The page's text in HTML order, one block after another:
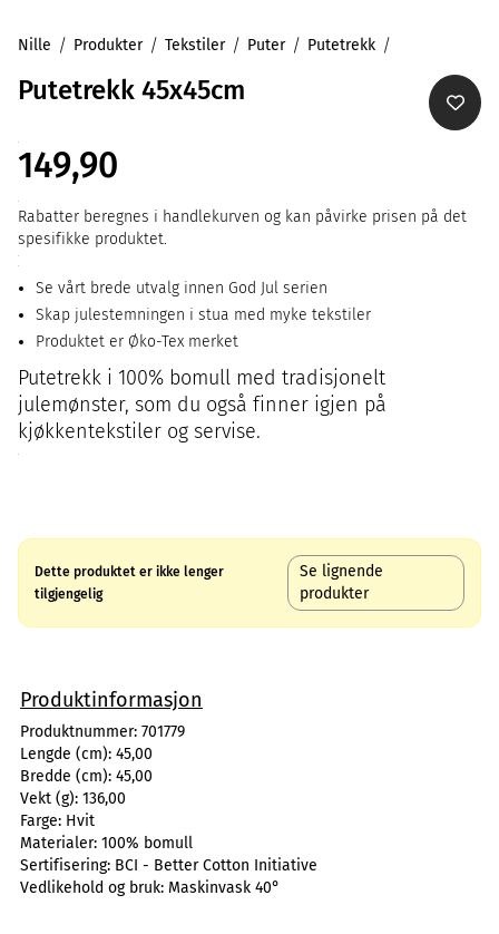
Nille Produkter Tekstiler Puter Putetrekk
Putetrekk 45x45cm
149,90
Rabatter beregnes i handlekurven og kan påvirke prisen på det
spesifikke produktet.
Se vårt brede utvalg innen God Jul serien
Skap julestemningen i stua med myke tekstiler
Produktet er Øko-Tex merket
Putetrekk i 100% bomull med tradisjonelt
julemønster, som du også finner igjen på
kjøkkentekstiler og servise.
Dette produktet er ikke lenger
tilgjengelig
Se lignende
produkter
Produktinformasjon
Produktnummer: 701779
Lengde (cm): 45,00
Bredde (cm): 45,00
Vekt (g): 136,00
Farge: Hvit
Materialer: 100% bomull
Sertifisering: BCI - Better Cotton Initiative
Vedlikehold og bruk: Maskinvask 40°